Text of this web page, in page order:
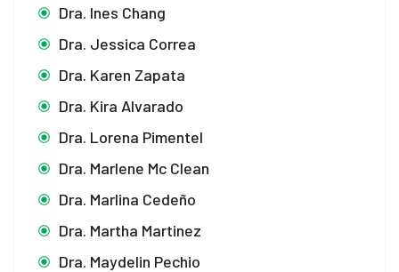
Dra. Ines Chang
Dra. Jessica Correa
Dra. Karen Zapata
Dra. Kira Alvarado
Dra. Lorena Pimentel
Dra. Marlene Mc Clean
Dra. Marlina Cedeño
Dra. Martha Martinez
Dra. Maydelin Pechio